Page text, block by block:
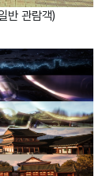
반 관람객)